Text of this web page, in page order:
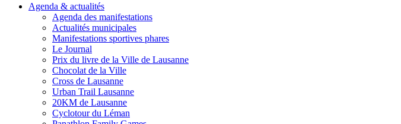
Agenda & actualités
Agenda des manifestations
Actualités municipales
Manifestations sportives phares
Le Journal
Prix du livre de la Ville de Lausanne
Chocolat de la Ville
Cross de Lausanne
Urban Trail Lausanne
20KM de Lausanne
Cyclotour du Léman